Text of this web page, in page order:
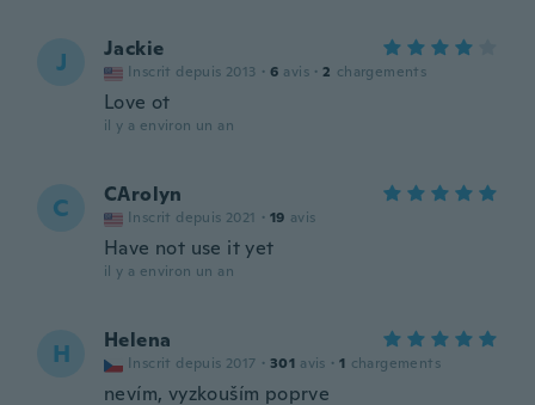
J Jackie
Inscrit depuis 2013 · 6 avis · 2 chargements
Love ot
il y a environ un an
C CArolyn
Inscrit depuis 2021 · 19 avis
Have not use it yet
il y a environ un an
H Helena
Inscrit depuis 2017 · 301 avis · 1 chargements
nevím, vyzkouším poprve